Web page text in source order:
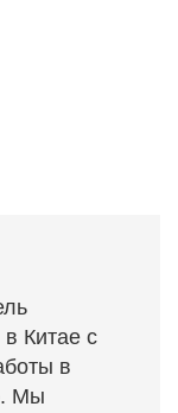
Китае с
в
Мы